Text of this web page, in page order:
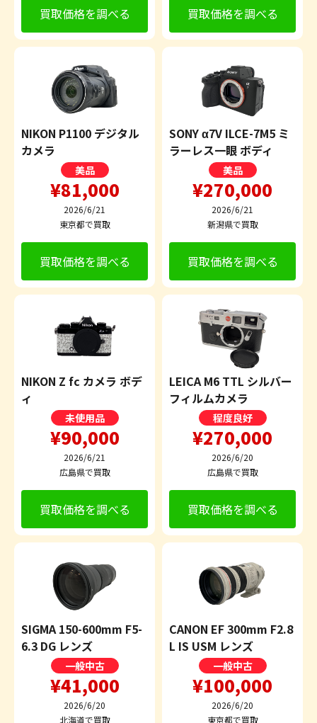
買取価格を調べる 買取価格を調べる
NIKON P1100 デジタル
カメラ
美品
¥81,000
2026/6/21
東京都で買取
買取価格を調べる
SONY α7V ILCE-7M5 ミ
ラーレス一眼 ボディ
美品
¥270,000
2026/6/21
新潟県で買取
買取価格を調べる
NIKON Z fc カメラ ボデ
ィ
未使用品
¥90,000
2026/6/21
広島県で買取
買取価格を調べる
LEICA M6 TTL シルバー
フィルムカメラ
程度良好
¥270,000
2026/6/20
広島県で買取
買取価格を調べる
SIGMA 150-600mm F5-
6.3 DG レンズ
一般中古
¥41,000
2026/6/20
北海道で買取
CANON EF 300mm F2.8
L IS USM レンズ
一般中古
¥100,000
2026/6/20
東京都で買取